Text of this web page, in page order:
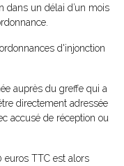
dans un délai d’un mois
d'injonction
auprès du greffe qui a
directement adressée
accusé de réception ou
euros TTC est alors